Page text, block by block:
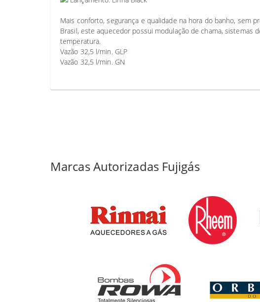
Mais conforto, segurança e qualidade na hora do banho, sem
Brasil, este aquecedor possui modulação de chama, sistemas
temperatura.
Vazão 32,5 l/min. GLP
Vazão 32,5 l/min. GN
Marcas Autorizadas Fujigás